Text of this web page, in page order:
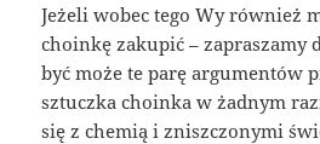
Jeżeli wobec tego Wy również
choinkę zakupić – zapraszamy
być może te parę argumentów
sztuczka choinka w żadnym
się z chemią i zniszczonymi